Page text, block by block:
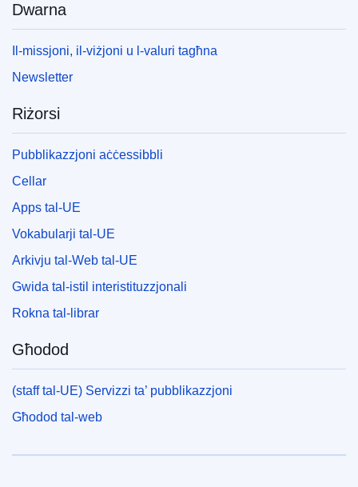
Dwarna
Il-missjoni, il-viżjoni u l-valuri tagħna
Newsletter
Riżorsi
Pubblikazzjoni aċċessibbli
Cellar
Apps tal-UE
Vokabularji tal-UE
Arkivju tal-Web tal-UE
Gwida tal-istil interistituzzjonali
Rokna tal-librar
Għodod
(staff tal-UE) Servizzi ta’ pubblikazzjoni
Għodod tal-web